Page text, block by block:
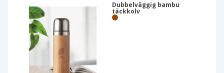
Dubbelväggig bambu
täckkolv